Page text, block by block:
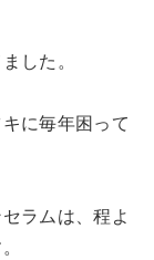
した。
に毎年困って
ラムは、程よ